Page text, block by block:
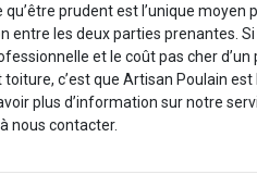
qu’être prudent est l’unique moyen
entre les deux parties prenantes.
et le coût pas cher
toiture, c’est que Artisan Poulain
plus d’information sur notre
nous contacter.